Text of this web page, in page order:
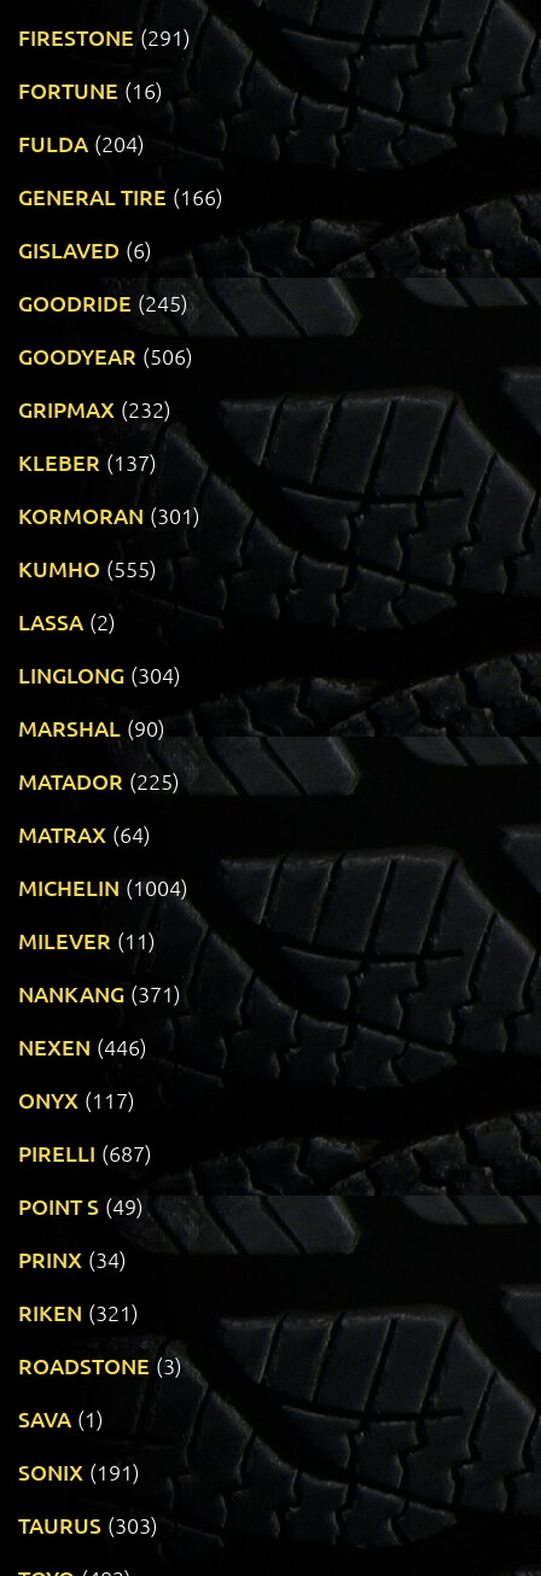
FIRESTONE (291)
FORTUNE (16)
FULDA (204)
GENERAL TIRE (166)
GISLAVED (6)
GOODRIDE (245)
GOODYEAR (506)
GRIPMAX (232)
KLEBER (137)
KORMORAN (301)
KUMHO (555)
LASSA (2)
LINGLONG (304)
MARSHAL (90)
MATADOR (225)
MATRAX (64)
MICHELIN (1004)
MILEVER (11)
NANKANG (371)
NEXEN (446)
ONYX (117)
PIRELLI (687)
POINT S (49)
PRINX (34)
RIKEN (321)
ROADSTONE (3)
SAVA (1)
SONIX (191)
TAURUS (303)